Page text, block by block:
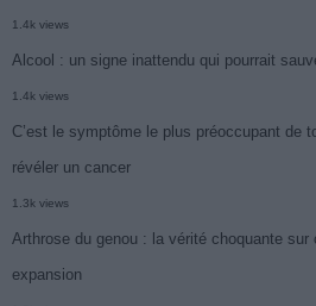
1.4k views
Alcool : un signe inattendu qui pourrait
1.4k views
C’est le symptôme le plus préoccupant de
révéler un cancer
1.3k views
Arthrose du genou : la vérité choquante sur
expansion